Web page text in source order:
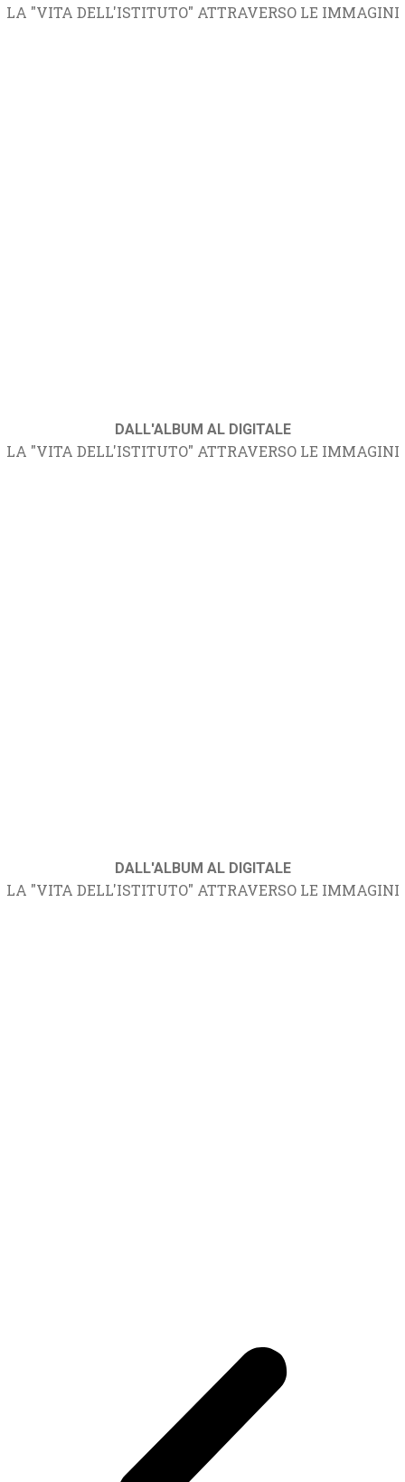
LA "VITA DELL'ISTITUTO" ATTRAVERSO LE IMMAGINI
DALL'ALBUM AL DIGITALE
LA "VITA DELL'ISTITUTO" ATTRAVERSO LE IMMAGINI
DALL'ALBUM AL DIGITALE
LA "VITA DELL'ISTITUTO" ATTRAVERSO LE IMMAGINI